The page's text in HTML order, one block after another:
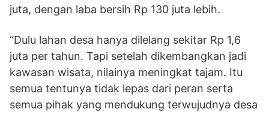
juta, dengan laba bersih Rp 130 juta lebih.
“Dulu lahan desa hanya dilelang sekitar Rp 1,6
juta per tahun. Tapi setelah dikembangkan jadi
kawasan wisata, nilainya meningkat tajam. Itu
semua tentunya tidak lepas dari peran serta
semua pihak yang mendukung terwujudnya desa